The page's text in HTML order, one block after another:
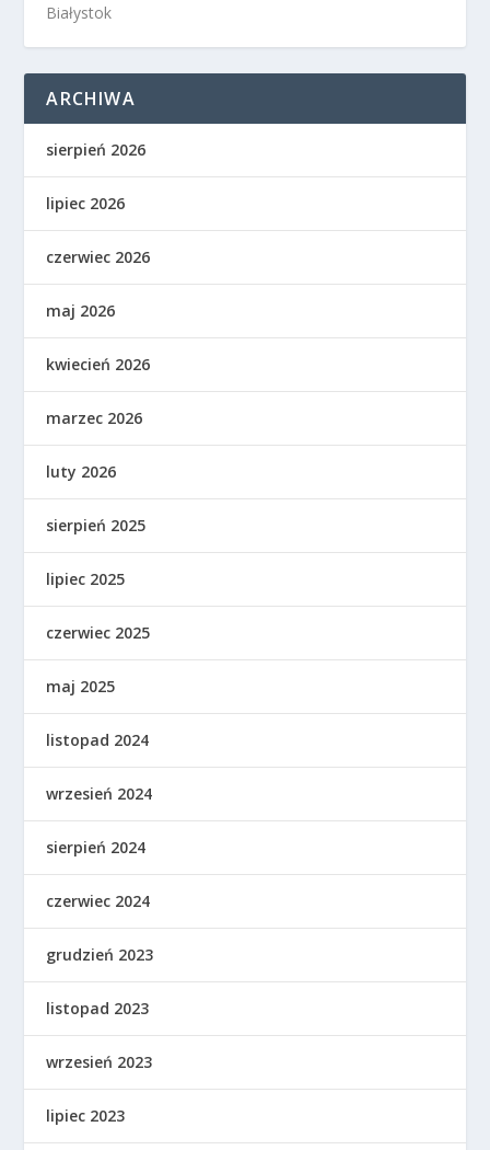
Białystok
ARCHIWA
sierpień 2026
lipiec 2026
czerwiec 2026
maj 2026
kwiecień 2026
marzec 2026
luty 2026
sierpień 2025
lipiec 2025
czerwiec 2025
maj 2025
listopad 2024
wrzesień 2024
sierpień 2024
czerwiec 2024
grudzień 2023
listopad 2023
wrzesień 2023
lipiec 2023